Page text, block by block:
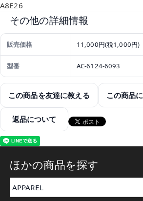
A8E26
その他の詳細情報
販売価格 11,000円(税1,000円)
型番 AC-6124-6093
この商品を友達に教える この商品
返品について
ほかの商品を探す